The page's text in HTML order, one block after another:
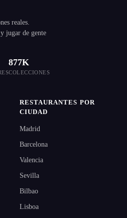
reales.
jugar de gente
877K
COLECCIONES
RESTAURANTES POR
CIUDAD
Madrid
Barcelona
Valencia
Sevilla
Bilbao
Lisboa